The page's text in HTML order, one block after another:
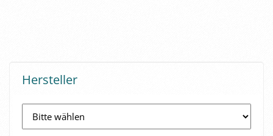
Hersteller